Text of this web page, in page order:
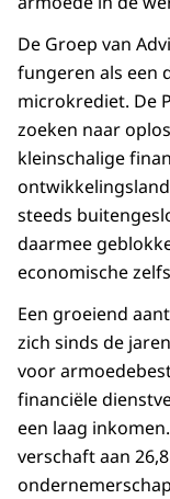
De Groep van
fungeren als een
microkrediet. De
zoeken naar
kleinschalige
steeds
daarmee
economische
Een groeiend
zich sinds de
voor
financiële
een laag
verschaft aan